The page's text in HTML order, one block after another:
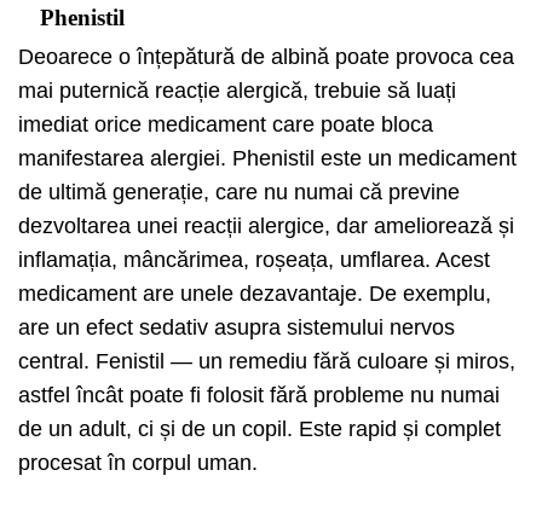
Phenistil
Deoarece o înțepătură de albină poate provoca cea
mai puternică reacție alergică, trebuie să luați
imediat orice medicament care poate bloca
manifestarea alergiei. Phenistil este un medicament
de ultimă generație, care nu numai că previne
dezvoltarea unei reacții alergice, dar ameliorează și
inflamația, mâncărimea, roșeața, umflarea. Acest
medicament are unele dezavantaje. De exemplu,
are un efect sedativ asupra sistemului nervos
central. Fenistil — un remediu fără culoare și miros,
astfel încât poate fi folosit fără probleme nu numai
de un adult, ci și de un copil. Este rapid și complet
procesat în corpul uman.